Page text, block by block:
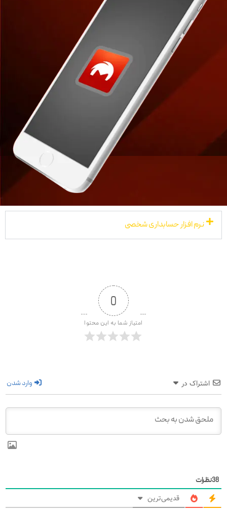
نرم افزار حسابداری شخصی
0
امتیاز شما به این محتوا
اشتراک در وارد شدن
38نظرات
قدیمی‌ترین